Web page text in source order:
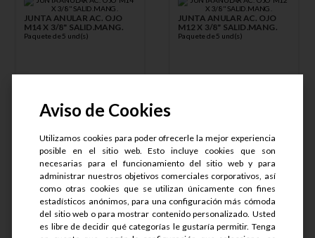
JUNTA ANULAR AC. OJO
M14 X 3/8" SALID.MANG.
Paquete de 5 und(s)
30.65
22.99
Agregar al carrito
JUNTA ANULAR AC. OJO
M12 X 3/8" SALID.MANG.
Paquete de 5 und(s)
S/21.64
Agregar al carrito
Aviso de Cookies
Utilizamos cookies para poder ofrecerle la mejor experiencia
posible en el sitio web. Esto incluye cookies que son
necesarias para el funcionamiento del sitio web y para
administrar nuestros objetivos comerciales corporativos, así
como otras cookies que se utilizan únicamente con fines
estadísticos anónimos, para una configuración más cómoda
del sitio web o para mostrar contenido personalizado. Usted
es libre de decidir qué categorías le gustaría permitir. Tenga